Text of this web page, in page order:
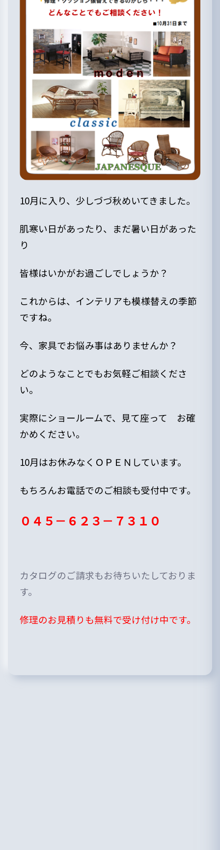
10月に入り、少しづづ秋めいてきました。
肌寒い日があったり、まだ暑い日があった
り
皆様はいかがお過ごしでしょうか？
これからは、インテリアも模様替えの季節
ですね。
今、家具でお悩み事はありませんか？
どのようなことでもお気軽ご相談くださ
い。
実際にショールームで、見て座って お確
かめください。
10月はお休みなくＯＰＥＮしています。
もちろんお電話でのご相談も受付中です。
０４５－６２３－７３１０
カタログのご請求もお待ちいたしておりま
す。
修理のお見積りも無料で受け付け中です。